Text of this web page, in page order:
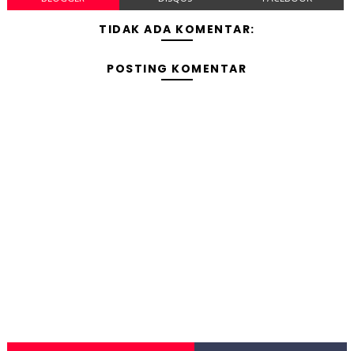
TIDAK ADA KOMENTAR:
POSTING KOMENTAR